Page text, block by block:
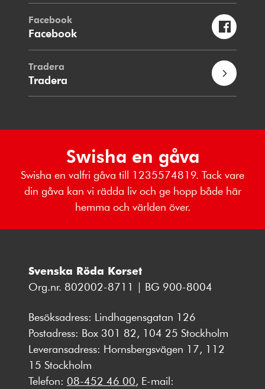
Facebook
Facebook
Tradera
Tradera
Swisha en gåva
Swisha en valfri gåva till 1235574819. Tack vare
din gåva kan vi rädda liv och ge hopp både här
hemma och världen över.
Svenska Röda Korset
Org.nr. 802002-8711 | BG 900-8004
Besöksadress: Lindhagensgatan 126
Postadress: Box 301 82, 104 25 Stockholm
Leveransadress: Hornsbergsvägen 17, 112
15 Stockholm
Telefon: 08-452 46 00, E-mail: